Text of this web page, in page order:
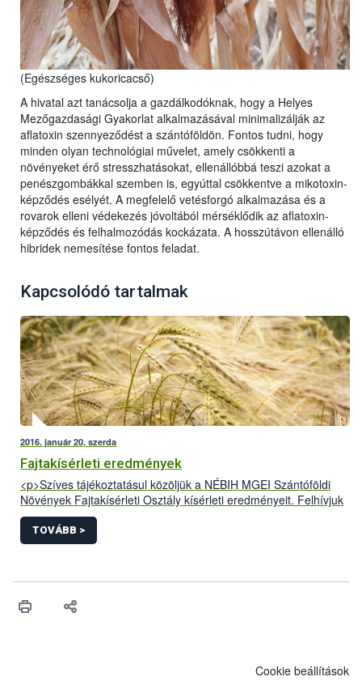
(Egészséges kukoricacső)
A hivatal azt tanácsolja a gazdálkodóknak, hogy a Helyes
Mezőgazdasági Gyakorlat alkalmazásával minimalizálják az
aflatoxin szennyeződést a szántóföldön. Fontos tudni, hogy
minden olyan technológiai művelet, amely csökkenti a
növényeket érő stresszhatásokat, ellenállóbbá teszi azokat a
penészgombákkal szemben is, egyúttal csökkentve a mikotoxin-
képződés esélyét. A megfelelő vetésforgó alkalmazása és a
rovarok elleni védekezés jóvoltából mérséklődik az aflatoxin-
képződés és felhalmozódás kockázata. A hosszútávon ellenálló
hibridek nemesítése fontos feladat.
Kapcsolódó tartalmak
2016. január 20, szerda
Fajtakísérleti eredmények
<p>Szíves tájékoztatásul közöljük a NÉBIH MGEI Szántóföldi
Növények Fajtakísérleti Osztály kísérleti eredményeit. Felhívjuk
figyelmüket, hogy az itt megjelentetett adatok szakmai
tartalmáért csak&nbsp; az általunk közzétett formában vállaljuk
a felelősséget. A&nbsp; NÉBIHMGEI nem vállal
TOVÁBB >
Cookie beállítások